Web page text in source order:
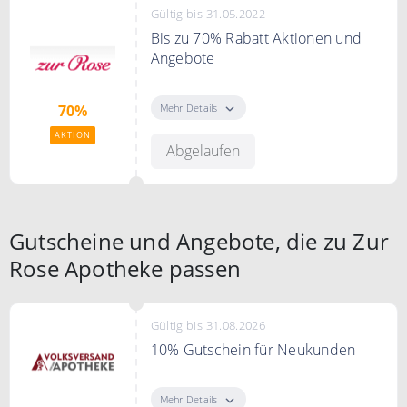
ist nicht kombinierbar mit
anderen Gutscheinen / Aktionen.
70%
AKTION
Gültig bis 31.05.2022
Bis zu 70% Rabatt Aktionen und
Angebote
Angebote bei Zur Rose Apotheke
Mehr Details
Abgelaufen
Gutscheine und Angebote, die zu Zur
Rose Apotheke passen
Gültig bis 31.08.2026
10% Gutschein für Neukunden
erste Online-Bestellung ab einem
Mehr Details